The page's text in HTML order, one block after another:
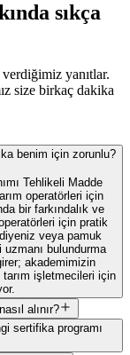
sıkça
yanıtlar.
size birkaç dakika
benim için zorunlu?
Tehlikeli Madde
operatörleri için
bir farkındalık ve
için pratik
veya pamuk
uzmanı bulundurma
akademimizin
işletmecileri için
alınır?
sertifika programı